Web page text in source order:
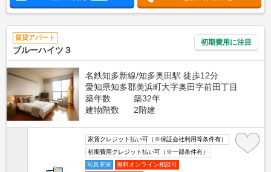
賃貸アパート
ブルーハイツ３
初期費用に注目
名鉄知多新線/知多奥田駅 徒歩12分
愛知県知多郡美浜町大字奥田字前田丁目
築年数
築32年
建物階数
2階建
家賃クレジット払い可（※保証会社利用等条件有）
初期費用クレジット払い可（※一部条件有）
写真充実
無料オンライン相談可